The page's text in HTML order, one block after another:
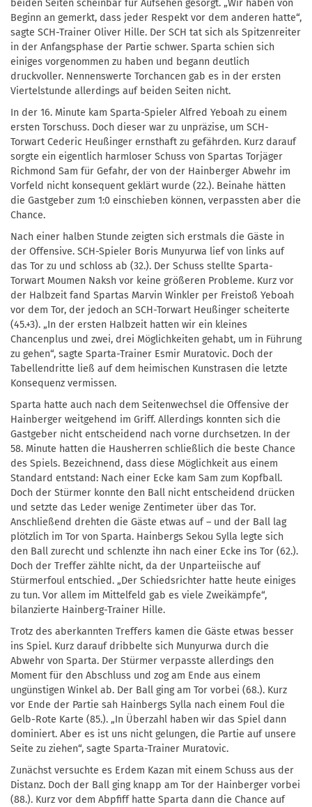
beiden Seiten scheinbar für Aufsehen gesorgt. „Wir haben von
Beginn an gemerkt, dass jeder Respekt vor dem anderen hatte“,
sagte SCH-Trainer Oliver Hille. Der SCH tat sich als Spitzenreiter
in der Anfangsphase der Partie schwer. Sparta schien sich
einiges vorgenommen zu haben und begann deutlich
druckvoller. Nennenswerte Torchancen gab es in der ersten
Viertelstunde allerdings auf beiden Seiten nicht.
In der 16. Minute kam Sparta-Spieler Alfred Yeboah zu einem
ersten Torschuss. Doch dieser war zu unpräzise, um SCH-
Torwart Cederic Heußinger ernsthaft zu gefährden. Kurz darauf
sorgte ein eigentlich harmloser Schuss von Spartas Torjäger
Richmond Sam für Gefahr, der von der Hainberger Abwehr im
Vorfeld nicht konsequent geklärt wurde (22.). Beinahe hätten
die Gastgeber zum 1:0 einschieben können, verpassten aber die
Chance.
Nach einer halben Stunde zeigten sich erstmals die Gäste in
der Offensive. SCH-Spieler Boris Munyurwa lief von links auf
das Tor zu und schloss ab (32.). Der Schuss stellte Sparta-
Torwart Moumen Naksh vor keine größeren Probleme. Kurz vor
der Halbzeit fand Spartas Marvin Winkler per Freistoß Yeboah
vor dem Tor, der jedoch an SCH-Torwart Heußinger scheiterte
(45.+3). „In der ersten Halbzeit hatten wir ein kleines
Chancenplus und zwei, drei Möglichkeiten gehabt, um in Führung
zu gehen“, sagte Sparta-Trainer Esmir Muratovic. Doch der
Tabellendritte ließ auf dem heimischen Kunstrasen die letzte
Konsequenz vermissen.
Sparta hatte auch nach dem Seitenwechsel die Offensive der
Hainberger weitgehend im Griff. Allerdings konnten sich die
Gastgeber nicht entscheidend nach vorne durchsetzen. In der
58. Minute hatten die Hausherren schließlich die beste Chance
des Spiels. Bezeichnend, dass diese Möglichkeit aus einem
Standard entstand: Nach einer Ecke kam Sam zum Kopfball.
Doch der Stürmer konnte den Ball nicht entscheidend drücken
und setzte das Leder wenige Zentimeter über das Tor.
Anschließend drehten die Gäste etwas auf – und der Ball lag
plötzlich im Tor von Sparta. Hainbergs Sekou Sylla legte sich
den Ball zurecht und schlenzte ihn nach einer Ecke ins Tor (62.).
Doch der Treffer zählte nicht, da der Unparteiische auf
Stürmerfoul entschied. „Der Schiedsrichter hatte heute einiges
zu tun. Vor allem im Mittelfeld gab es viele Zweikämpfe“,
bilanzierte Hainberg-Trainer Hille.
Trotz des aberkannten Treffers kamen die Gäste etwas besser
ins Spiel. Kurz darauf dribbelte sich Munyurwa durch die
Abwehr von Sparta. Der Stürmer verpasste allerdings den
Moment für den Abschluss und zog am Ende aus einem
ungünstigen Winkel ab. Der Ball ging am Tor vorbei (68.). Kurz
vor Ende der Partie sah Hainbergs Sylla nach einem Foul die
Gelb-Rote Karte (85.). „In Überzahl haben wir das Spiel dann
dominiert. Aber es ist uns nicht gelungen, die Partie auf unsere
Seite zu ziehen“, sagte Sparta-Trainer Muratovic.
Zunächst versuchte es Erdem Kazan mit einem Schuss aus der
Distanz. Doch der Ball ging knapp am Tor der Hainberger vorbei
(88.). Kurz vor dem Abpfiff hatte Sparta dann die Chance auf